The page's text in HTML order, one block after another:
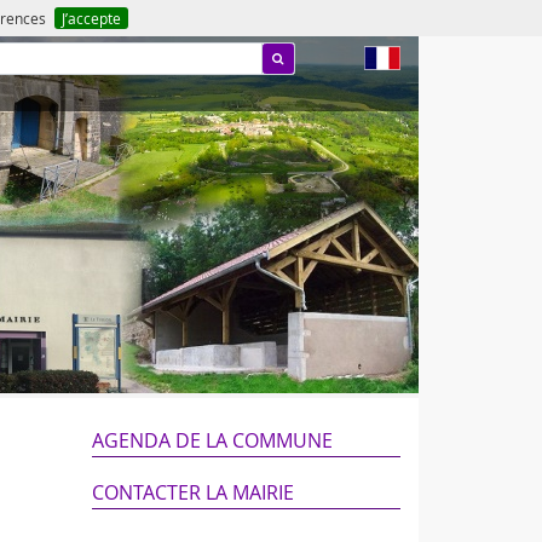
J’accepte
AGENDA DE LA COMMUNE
CONTACTER LA MAIRIE